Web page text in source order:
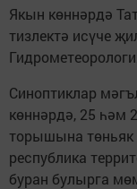
Якын көннәрдә
тизлектә исүче
Синоптиклар
көннәрдә, 25 һәм
торышына төньяк
республика
буран булырга